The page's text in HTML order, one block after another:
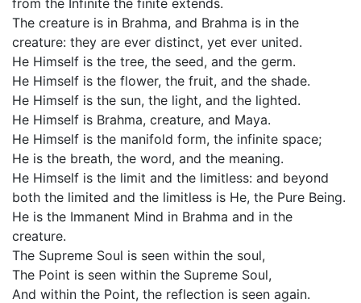
from the Infinite the finite extends.
The creature is in Brahma, and Brahma is in the
creature: they are ever distinct, yet ever united.
He Himself is the tree, the seed, and the germ.
He Himself is the flower, the fruit, and the shade.
He Himself is the sun, the light, and the lighted.
He Himself is Brahma, creature, and Maya.
He Himself is the manifold form, the infinite space;
He is the breath, the word, and the meaning.
He Himself is the limit and the limitless: and beyond
both the limited and the limitless is He, the Pure Being.
He is the Immanent Mind in Brahma and in the
creature.
The Supreme Soul is seen within the soul,
The Point is seen within the Supreme Soul,
And within the Point, the reflection is seen again.